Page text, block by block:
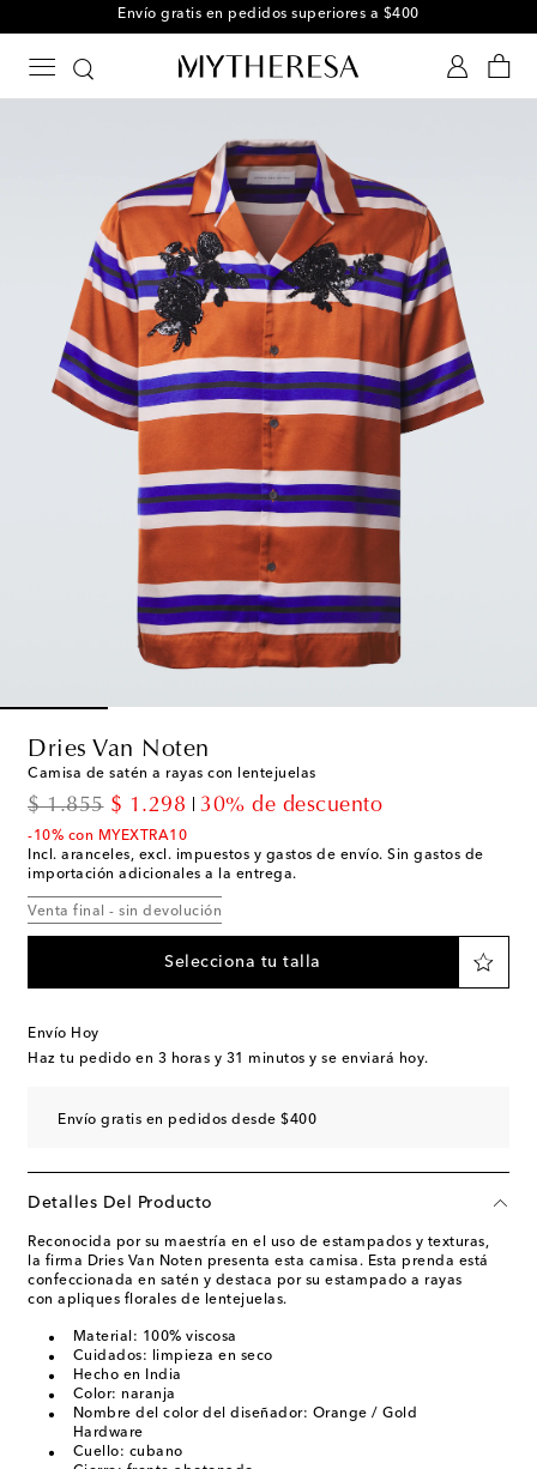
Envío gratis en pedidos superiores a $400
Dries Van Noten
Camisa de satén a rayas con lentejuelas
$ 1.855
original price
$ 1.298
discount price30% de descuento
-10% con MYEXTRA10
Incl. aranceles, excl. impuestos y gastos de envío. Sin gastos de
importación adicionales a la entrega.
Venta final - sin devolución
Selecciona tu talla
Envío Hoy
Haz tu pedido en 3 horas y 31 minutos y se enviará hoy.
Envío gratis en pedidos desde $400
Detalles Del Producto
Reconocida por su maestría en el uso de estampados y texturas,
la firma Dries Van Noten presenta esta camisa. Esta prenda está
confeccionada en satén y destaca por su estampado a rayas
con apliques florales de lentejuelas.
Material: 100% viscosa
Cuidados: limpieza en seco
Hecho en India
Color: naranja
Nombre del color del diseñador: Orange / Gold
Hardware
Cuello: cubano